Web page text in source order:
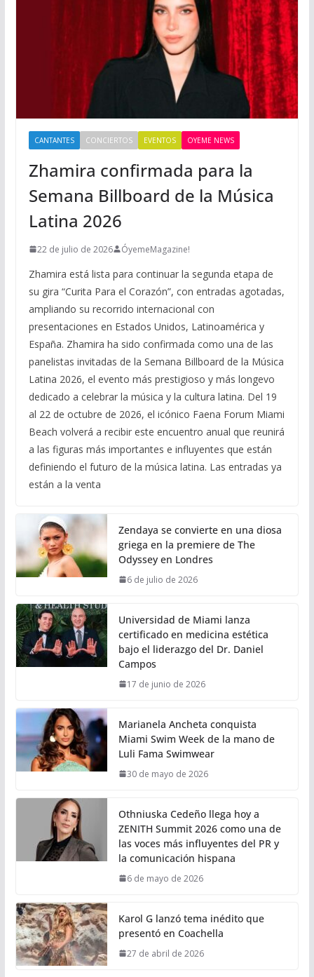
CANTANTES CONCIERTOS EVENTOS OYEME NEWS
Zhamira confirmada para la
Semana Billboard de la Música
Latina 2026
22 de julio de 2026 ÓyemeMagazine!
Zhamira está lista para continuar la segunda etapa de
su gira “Curita Para el Corazón”, con entradas agotadas,
ampliando su recorrido internacional con
presentaciones en Estados Unidos, Latinoamérica y
España. Zhamira ha sido confirmada como una de las
panelistas invitadas de la Semana Billboard de la Música
Latina 2026, el evento más prestigioso y más longevo
dedicado a celebrar la música y la cultura latina. Del 19
al 22 de octubre de 2026, el icónico Faena Forum Miami
Beach volverá a recibir este encuentro anual que reunirá
a las figuras más importantes e influyentes que están
definiendo el futuro de la música latina. Las entradas ya
están a la venta
Zendaya se convierte en una diosa
griega en la premiere de The
Odyssey en Londres
6 de julio de 2026
Universidad de Miami lanza
certificado en medicina estética
bajo el liderazgo del Dr. Daniel
Campos
17 de junio de 2026
Marianela Ancheta conquista
Miami Swim Week de la mano de
Luli Fama Swimwear
30 de mayo de 2026
Othniuska Cedeño llega hoy a
ZENITH Summit 2026 como una de
las voces más influyentes del PR y
la comunicación hispana
6 de mayo de 2026
Karol G lanzó tema inédito que
presentó en Coachella
27 de abril de 2026